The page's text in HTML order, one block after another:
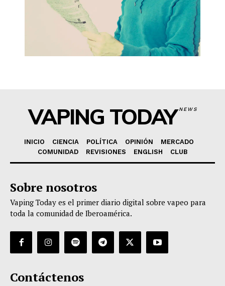
VAPING TODAYNEWS
INICIO CIENCIA POLÍTICA OPINIÓN
MERCADO
COMUNIDAD
REVISIONES ENGLISH CLUB
Sobre nosotros
Vaping Today es el primer diario digital sobre vapeo para
toda la comunidad de Iberoamérica.
Contáctenos